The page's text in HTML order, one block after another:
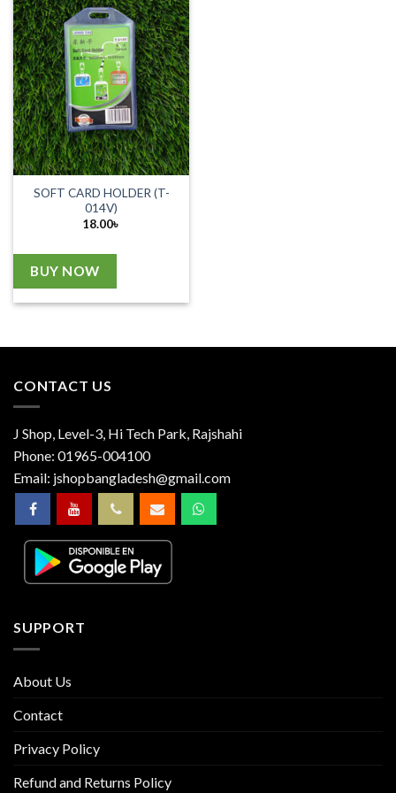
SOFT CARD HOLDER (T-
014V)
18.00৳
BUY NOW
CONTACT US
J Shop, Level-3, Hi Tech Park, Rajshahi
Phone: 01965-004100
Email: jshopbangladesh@gmail.com
SUPPORT
About Us
Contact
Privacy Policy
Refund and Returns Policy